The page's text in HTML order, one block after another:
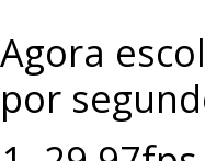
Agora
por